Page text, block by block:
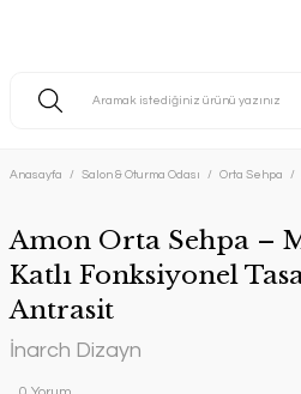
Anasayfa Salon & Oturma Odası Orta Sehpa
Amon Orta Sehpa –
Katlı Fonksiyonel
Antrasit
İnarch Dizayn